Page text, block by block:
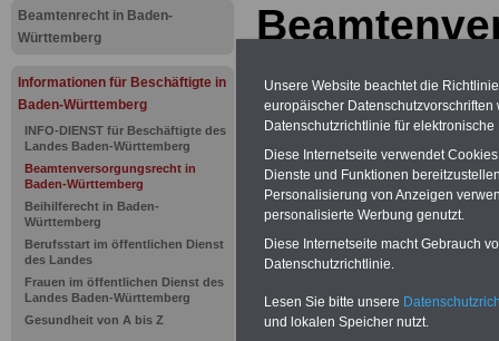
Beamtenrecht in Baden-
Württemberg
Informationen für Beschäftigte in
Baden-Württemberg
INFO-DIENST für Beschäftigte des
Landes Baden-Württemberg
Beamtenversorgungsrecht in
Baden-Württemberg
Beihilferecht in Baden-
Württemberg
Berufsstart im öffentlichen Dienst
des Landes
Frauen im öffentlichen Dienst des
Landes Baden-Württemberg
Gesundheit von A bis Z
Baden-
zur
Dienstzeit
Urlaub und Freizeit in
Sehnsucht nach Urlaub
Unsere Website beachtet die
europäischer
Datenschutzrichtlinie für
Diese Internetseite verwendet
Dienste und Funktionen
Personalisierung von Anzeigen
personalisierte Werbung genutzt.
Diese Internetseite macht Gebrauch
Datenschutzrichtlinie.
Lesen Sie bitte unsere
und lokalen Speicher nutzt.